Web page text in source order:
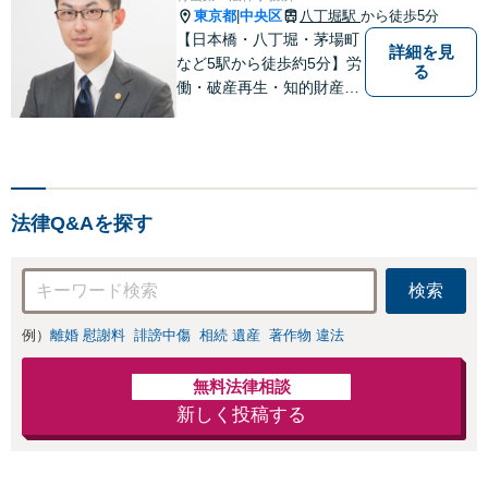
東京都 中央区 八丁堀駅 から徒歩5分
【日本橋・八丁堀・茅場町
など5駅から徒歩約5分】労
働・破産再生・知的財産（I
詳細を見
る
法律Q&Aを探す
検索
例） 離婚 慰謝料 誹謗中傷 相続 遺産 著作物 違法
無料法律相談
新しく投稿する